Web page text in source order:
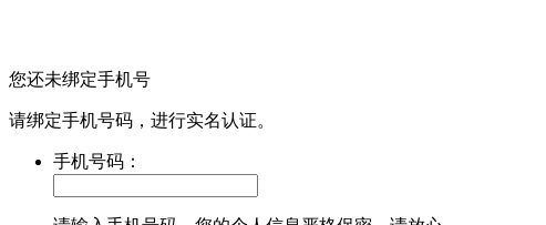
您还未绑定手机号
请绑定手机号码，进行实名认证。
手机号码：